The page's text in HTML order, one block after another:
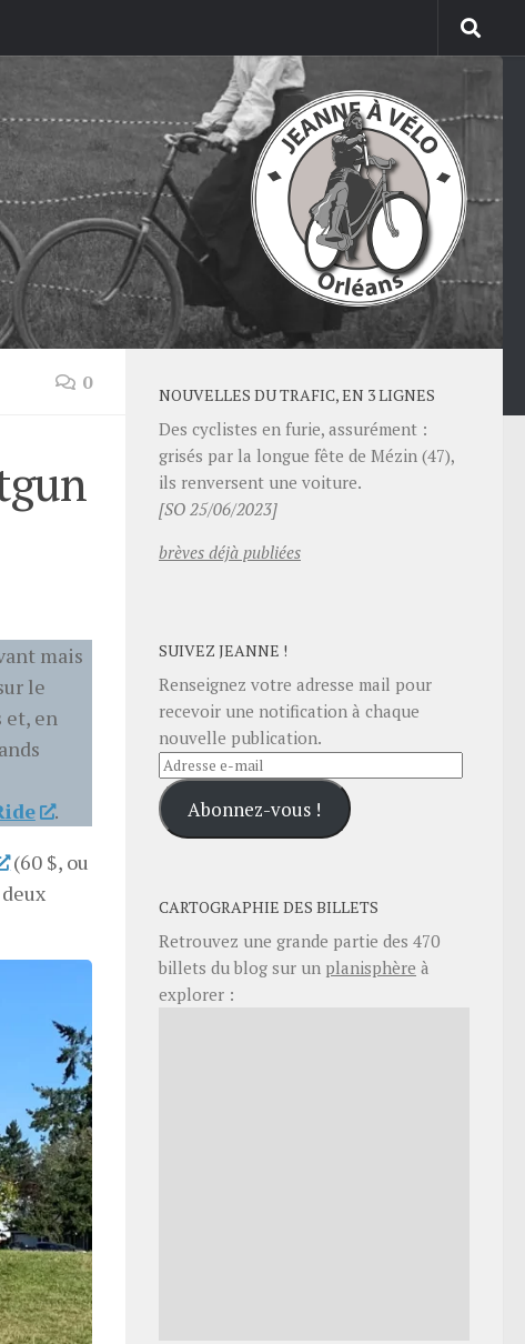
0
mais
le
et, en
.
(60 $, ou
NOUVELLES DU TRAFIC, EN 3 LIGNES
Des cyclistes en furie, assurément :
grisés par la longue fête de Mézin (47),
ils renversent une voiture.
[SO 25/06/2023]
brèves déjà publiées
SUIVEZ JEANNE !
Renseignez votre adresse mail pour
recevoir une notification à chaque
nouvelle publication.
Adresse
e-
mailAbonnez-vous !
CARTOGRAPHIE DES BILLETS
Retrouvez une grande partie des 470
billets du blog sur un planisphère à
explorer :